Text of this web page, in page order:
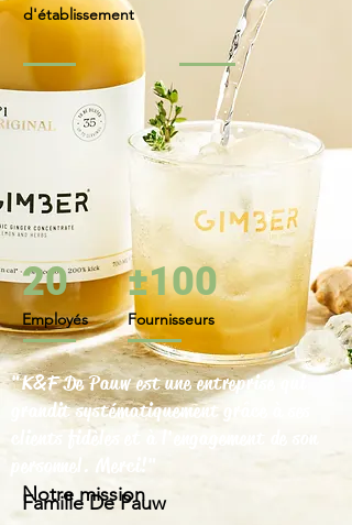
d'établissement
20 ±100
Fournisseurs
Employés
"K&F De Pauw est une entreprise qui
grandit systématiquement grâce à ses
clients fidèles et à l'engagement de son
Famille De Pauw
Notre mission